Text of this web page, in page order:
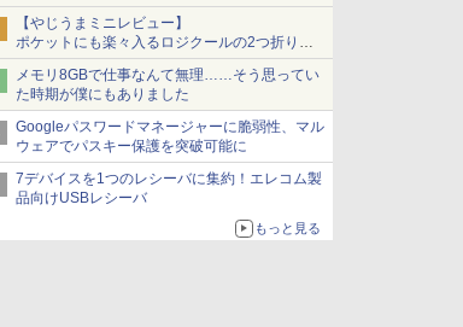
【やじうまミニレビュー】
ポケットにも楽々入るロジクールの2つ折りマ
ウス「Mobi Fold」。その気になるギミックと
は？
メモリ8GBで仕事なんて無理……そう思ってい
た時期が僕にもありました
Googleパスワードマネージャーに脆弱性、マル
ウェアでパスキー保護を突破可能に
7デバイスを1つのレシーバに集約！エレコム製
品向けUSBレシーバ
もっと見る